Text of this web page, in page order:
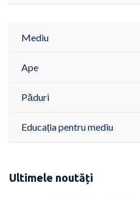
Mediu
Ape
Păduri
Educația pentru mediu
Ultimele noutăți